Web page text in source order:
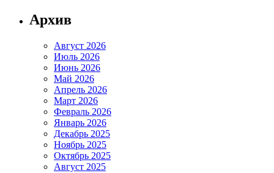
Архив
Август 2026
Июль 2026
Июнь 2026
Май 2026
Апрель 2026
Март 2026
Февраль 2026
Январь 2026
Декабрь 2025
Ноябрь 2025
Октябрь 2025
Август 2025